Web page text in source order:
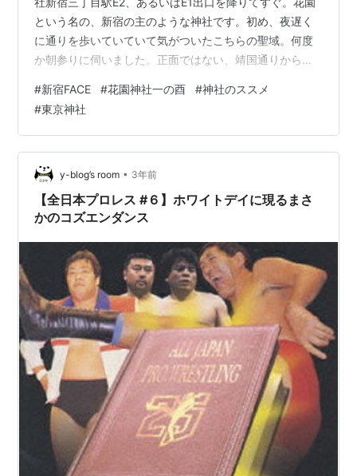
という名の、新宿の主のような神社です。初め、夜遅く
に通りを歩いていていて気がついたこちらの聖域。何度
か朝参りに伺いました。正面ではない、靖国通りからい
回、初めて気が付いたのでした。 youtu.be #新宿
#新宿FACE #花園神社一の酉 #神社のススメ
#東京神社
y-blog’s room • 3年前
【全日本プロレス #６】ホワイトデイに現るまさ
かのコズエンダンス